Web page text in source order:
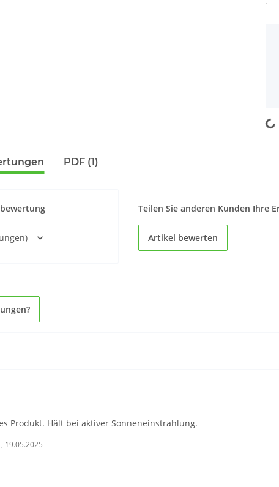
Loading...
PDF (1)
Teilen Sie anderen Kunden Ihre
Artikel bewerten
Produkt. Hält bei aktiver Sonneneinstrahlung.
, 19.05.2025